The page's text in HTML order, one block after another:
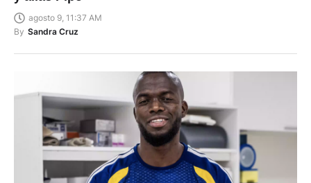
agosto 9, 11:37 AM
By Sandra Cruz